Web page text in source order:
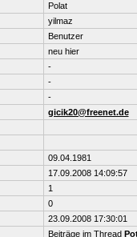
Polat
yilmaz
Benutzer
neu hier
-
-
-
gicik20@freenet.de
09.04.1981
17.09.2008 14:09:57
1
0
23.09.2008 17:30:01
Beiträge im Thread